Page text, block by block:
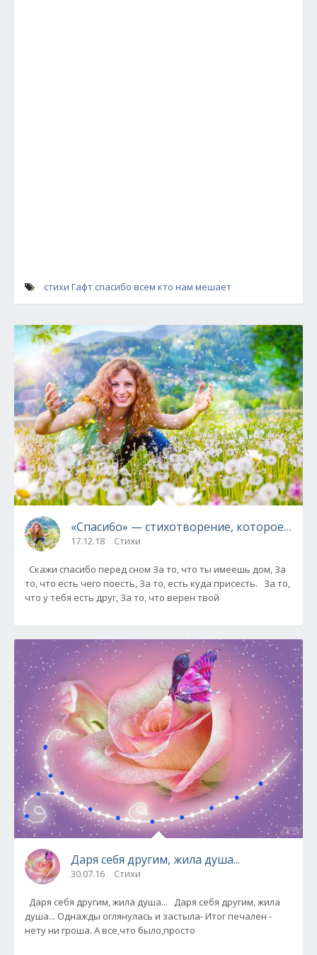
стихи Гафт спасибо всем кто нам мешает
«Спасибо» — стихотворение, которое
17.12.18 Стихи
Скажи спасибо перед сном За то, что ты имеешь дом, За
то, что есть чего поесть, За то, есть куда присесть. За то,
что у тебя есть друг, За то, что верен твой
Даря себя другим, жила душа...
30.07.16 Стихи
Даря себя другим, жила душа... Даря себя другим, жила
душа... Однажды оглянулась и застыла- Итог печален -
нету ни гроша. А все,что было,просто